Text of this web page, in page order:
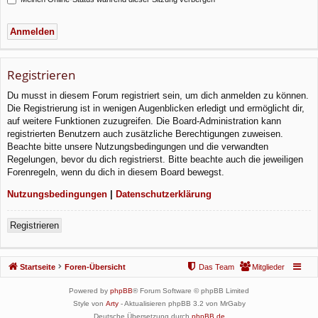
Registrieren
Du musst in diesem Forum registriert sein, um dich anmelden zu können.
Die Registrierung ist in wenigen Augenblicken erledigt und ermöglicht dir,
auf weitere Funktionen zuzugreifen. Die Board-Administration kann
registrierten Benutzern auch zusätzliche Berechtigungen zuweisen.
Beachte bitte unsere Nutzungsbedingungen und die verwandten
Regelungen, bevor du dich registrierst. Bitte beachte auch die jeweiligen
Forenregeln, wenn du dich in diesem Board bewegst.
Nutzungsbedingungen | Datenschutzerklärung
Registrieren
Startseite Foren-Übersicht Mitglieder
Das Team
Powered by phpBB® Forum Software © phpBB Limited
Style von Arty- Aktualisieren phpBB 3.2 von MrGaby
Deutsche Übersetzung durch phpBB.de